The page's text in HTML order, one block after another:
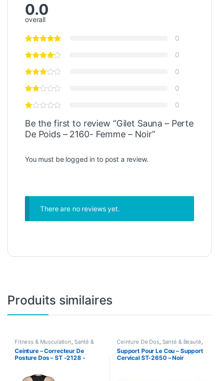
0.0
overall
0
0
0
0
0
Be the first to review “Gilet Sauna – Perte
De Poids – 2160- Femme – Noir”
You must be logged in to post a review.
There are no reviews yet.
Produits similaires
Fitness & Musculation, Santé &
Beauté Sport & Santé
Ceinture – Correcteur De
Posture Dos – ST -2128 -
Ceinture De Dos, Santé & Beauté,
Sport & Santé
Support Pour Le Cou – Support
Cervical ST-2650 – Noir